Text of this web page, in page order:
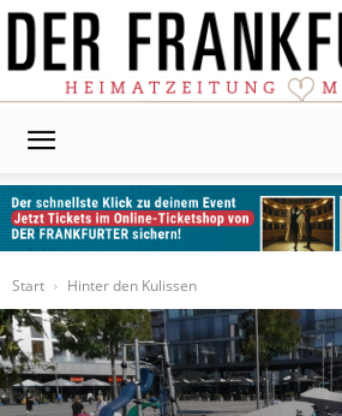
Start
Hinter den Kulissen